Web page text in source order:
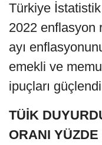
Türkiye
2022 enflasyon
ayı
emekli ve
ipuçları
TÜİK
ORANI YÜZDE